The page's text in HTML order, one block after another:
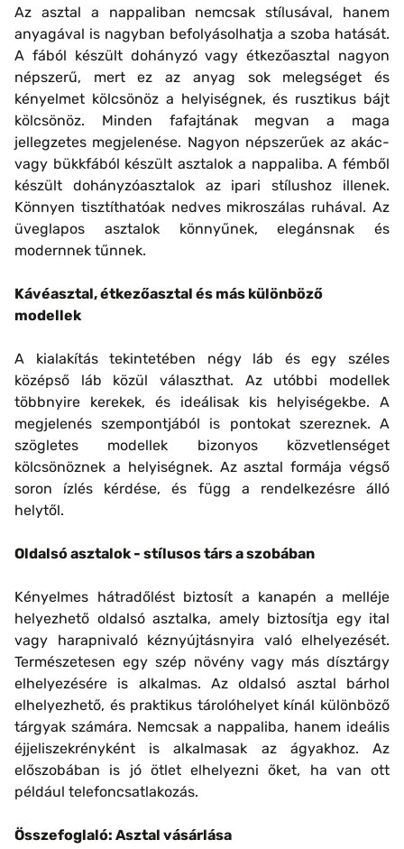
Az asztal a nappaliban nemcsak stílusával, hanem
anyagával is nagyban befolyásolhatja a szoba hatását.
A fából készült dohányzó vagy étkezőasztal nagyon
népszerű, mert ez az anyag sok melegséget és
kényelmet kölcsönöz a helyiségnek, és rusztikus bájt
kölcsönöz. Minden fafajtának megvan a maga
jellegzetes megjelenése. Nagyon népszerűek az akác-
vagy bükkfából készült asztalok a nappaliba. A fémből
készült dohányzóasztalok az ipari stílushoz illenek.
Könnyen tisztíthatóak nedves mikroszálas ruhával. Az
üveglapos asztalok könnyűnek, elegánsnak és
modernnek tűnnek.
Kávéasztal, étkezőasztal és más különböző
modellek
A kialakítás tekintetében négy láb és egy széles
középső láb közül választhat. Az utóbbi modellek
többnyire kerekek, és ideálisak kis helyiségekbe. A
megjelenés szempontjából is pontokat szereznek. A
szögletes modellek bizonyos közvetlenséget
kölcsönöznek a helyiségnek. Az asztal formája végső
soron ízlés kérdése, és függ a rendelkezésre álló
helytől.
Oldalsó asztalok - stílusos társ a szobában
Kényelmes hátradőlést biztosít a kanapén a melléje
helyezhető oldalsó asztalka, amely biztosítja egy ital
vagy harapnivaló kéznyújtásnyira való elhelyezését.
Természetesen egy szép növény vagy más dísztárgy
elhelyezésére is alkalmas. Az oldalsó asztal bárhol
elhelyezhető, és praktikus tárolóhelyet kínál különböző
tárgyak számára. Nemcsak a nappaliba, hanem ideális
éjjeliszekrényként is alkalmasak az ágyakhoz. Az
előszobában is jó ötlet elhelyezni őket, ha van ott
például telefoncsatlakozás.
Összefoglaló: Asztal vásárlása